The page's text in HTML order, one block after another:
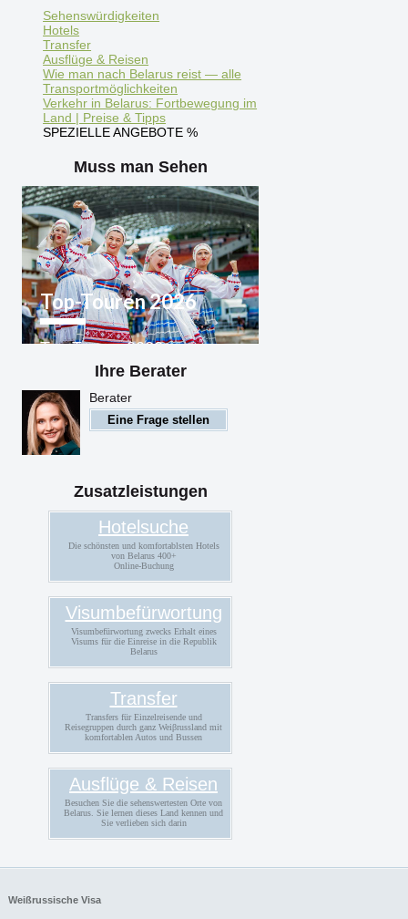
Sehenswürdigkeiten
Hotels
Transfer
Ausflüge & Reisen
Wie man nach Belarus reist — alle
Transportmöglichkeiten
Verkehr in Belarus: Fortbewegung im
Land | Preise & Tipps
SPEZIELLE ANGEBOTE %
Muss man Sehen
Top-Touren 2026
Top-Touren 2026
WeißrusslandIhre Berater
Berater
Eine Frage stellen
Zusatzleistungen
Hotelsuche
Die schönsten und komfortablsten Hotels
von Belarus 400+
Online-Buchung
Visumbefürwortung
Visumbefürwortung zwecks Erhalt eines
Visums für die Einreise in die Republik
Belarus
Transfer
Transfers für Einzelreisende und
Reisegruppen durch ganz Weiβrussland mit
komfortablen Autos und Bussen
Ausflüge & Reisen
Besuchen Sie die sehenswertesten Orte von
Belarus. Sie lernen dieses Land kennen und
Sie verlieben sich darin
Weißrussische Visa